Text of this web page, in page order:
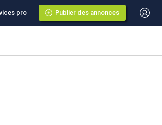
pro Publier des annonces